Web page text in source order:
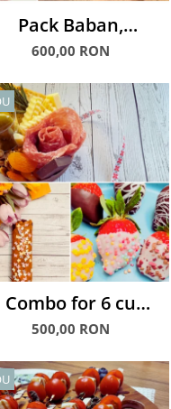
Pack Baban,
& Wine
600,00 RON
Combo for 6 cu
Charcuterie Snack,
glasate
500,00 RON